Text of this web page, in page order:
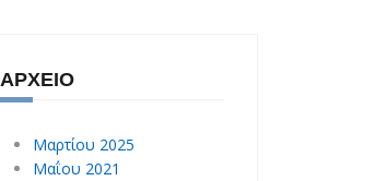
ΑΡΧΕΊΟ
Μαρτίου 2025
Μαΐου 2021